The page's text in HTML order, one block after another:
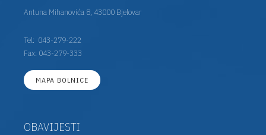
Antuna Mihanovića 8, 43000 Bjelovar
Tel: 043-279-222
Fax: 043-279-333
MAPA BOLNICE
OBAVIJESTI